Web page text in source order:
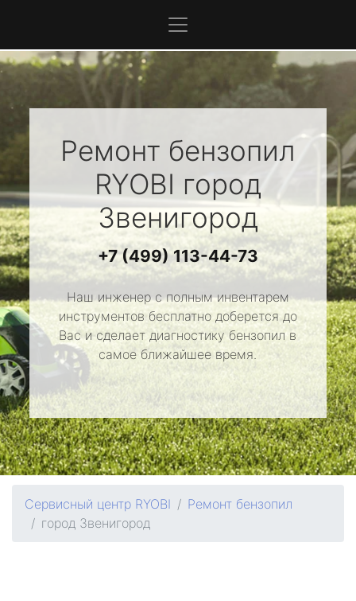
Ремонт бензопил
RYOBI город
Звенигород
+7 (499) 113-44-73
Наш инженер с полным инвентарем
инструментов бесплатно доберется до
Вас и сделает диагностику бензопил в
самое ближайшее время.
Сервисный центр RYOBI
Ремонт бензопил
город Звенигород